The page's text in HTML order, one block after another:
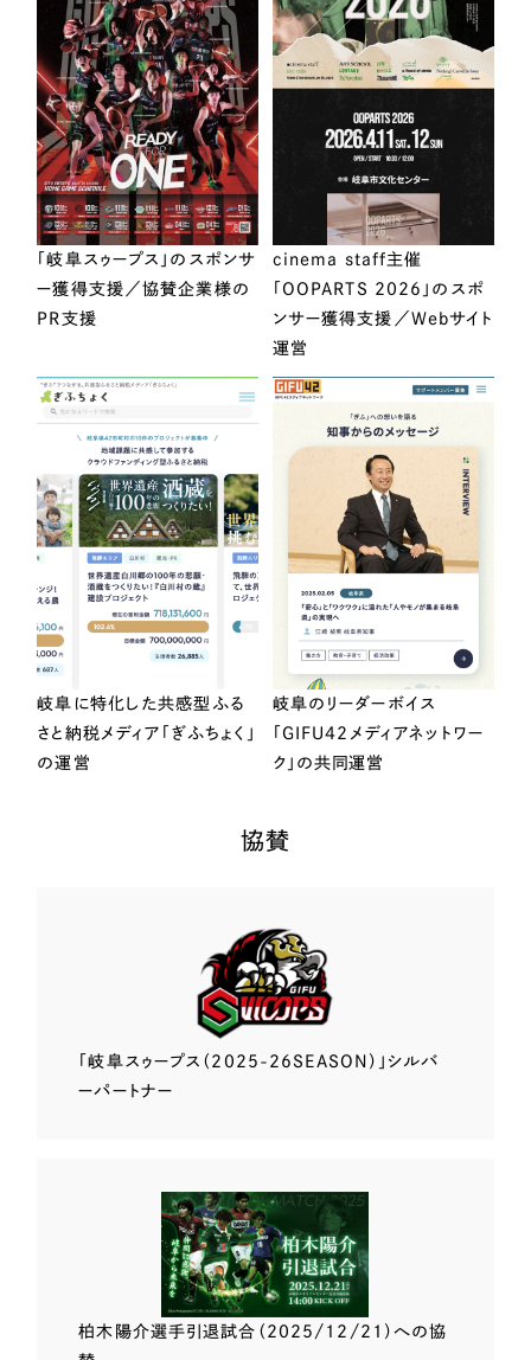
「岐阜スゥープス」のスポンサ
ー獲得支援／協賛企業様の
PR支援
cinema staff主催
「OOPARTS 2026」のスポ
ンサー獲得支援／Webサイト
運営
岐阜に特化した共感型ふる
さと納税メディア「ぎふちょく」
の運営
岐阜のリーダーボイス
「GIFU42メディアネットワー
ク」の共同運営
協賛
「岐阜スゥープス （2025-26SEASON）」 シルバ
ーパートナー
柏木陽介選手引退試合（2025/12/21）への協